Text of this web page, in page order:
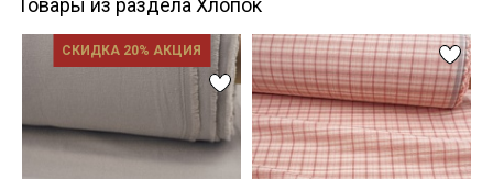
Товары из раздела Хлопок
СКИДКА 20% АКЦИЯ